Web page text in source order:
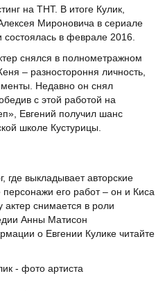
на ТНТ. В итоге Кулик,
Мироновича в сериале
в феврале 2016.
снялся в полнометражном
– разностороння личность,
Недавно он снял
с этой работой на
Евгений получил шанс
школе Кустурицы.
где выкладывает авторские
его работ – он и Киса
актер снимается в роли
Анны Матисон
о Евгении Кулике читайте